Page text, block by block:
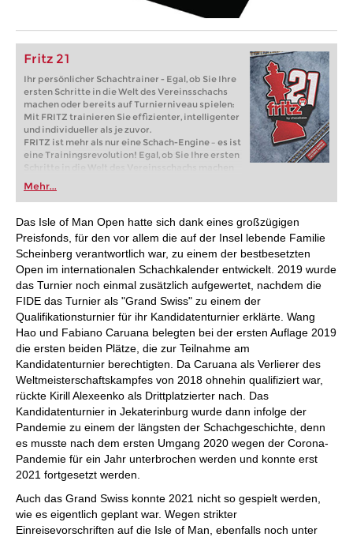
Fritz 21
Ihr persönlicher Schachtrainer - Egal, ob Sie Ihre
ersten Schritte in die Welt des Vereinsschachs
machen oder bereits auf Turnierniveau spielen:
Mit FRITZ trainieren Sie effizienter, intelligenter
und individueller als je zuvor.
FRITZ ist mehr als nur eine Schach-Engine – es ist
eine Trainingsrevolution! Egal, ob Sie Ihre ersten
Schritte in die Welt des Vereinsschachs machen
oder bereits auf Turnierniveau spielen: Mit
FRITZ trainieren Sie effizienter, intelligenter und
individueller als je zuvor.
Mehr...
Das Isle of Man Open hatte sich dank eines großzügigen
Preisfonds, für den vor allem die auf der Insel lebende Familie
Scheinberg verantwortlich war, zu einem der bestbesetzten
Open im internationalen Schachkalender entwickelt. 2019 wurde
das Turnier noch einmal zusätzlich aufgewertet, nachdem die
FIDE das Turnier als "Grand Swiss" zu einem der
Qualifikationsturnier für ihr Kandidatenturnier erklärte. Wang
Hao und Fabiano Caruana belegten bei der ersten Auflage 2019
die ersten beiden Plätze, die zur Teilnahme am
Kandidatenturnier berechtigten. Da Caruana als Verlierer des
Weltmeisterschaftskampfes von 2018 ohnehin qualifiziert war,
rückte Kirill Alexeenko als Drittplatzierter nach. Das
Kandidatenturnier in Jekaterinburg wurde dann infolge der
Pandemie zu einem der längsten der Schachgeschichte, denn
es musste nach dem ersten Umgang 2020 wegen der Corona-
Pandemie für ein Jahr unterbrochen werden und konnte erst
2021 fortgesetzt werden.
Auch das Grand Swiss konnte 2021 nicht so gespielt werden,
wie es eigentlich geplant war. Wegen strikter
Einreisevorschriften auf die Isle of Man, ebenfalls noch unter